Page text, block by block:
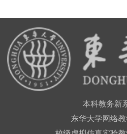
本科教务新
东华大学网络